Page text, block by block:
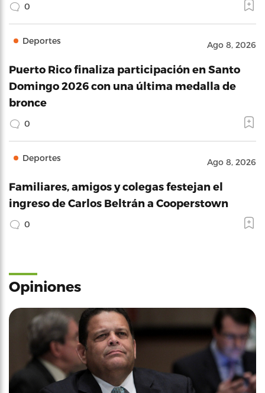
0
Deportes Ago 8, 2026
Puerto Rico finaliza participación en Santo
Domingo 2026 con una última medalla de
bronce
0
Deportes Ago 8, 2026
Familiares, amigos y colegas festejan el
ingreso de Carlos Beltrán a Cooperstown
0
Opiniones